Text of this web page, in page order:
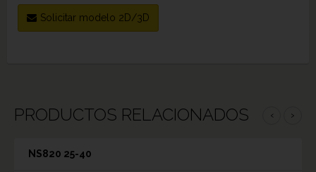
Solicitar modelo 2D/3D
PRODUCTOS RELACIONADOS ‹ ›
NS820 25-40